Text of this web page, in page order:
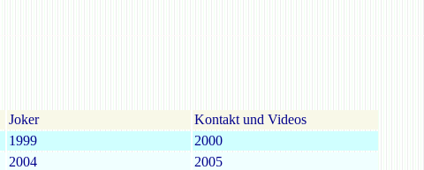
Joker
Kontakt und Videos
1999
2000
2004
2005